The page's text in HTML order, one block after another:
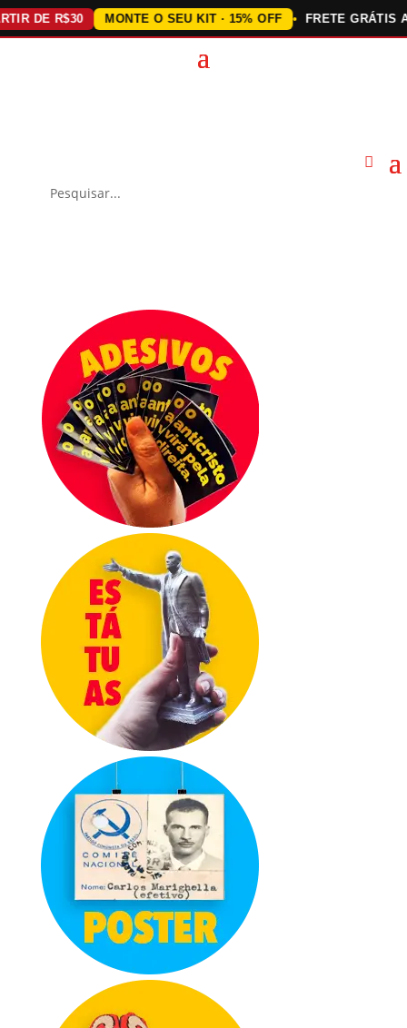
R$30 MONTE O SEU KIT · 15% OFF FRETE GRÁTIS